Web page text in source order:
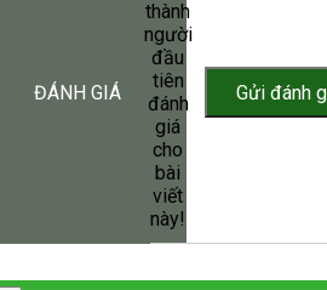
ĐÁNH GIÁ
thành
người
đầu
tiên
đánh
giá
cho
bài
viết
này!